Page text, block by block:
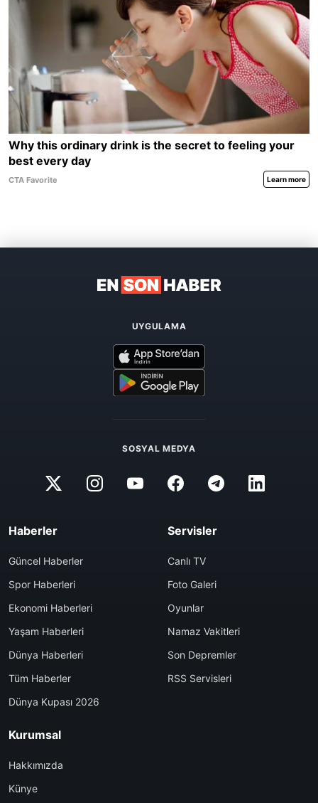
UYGULAMA
SOSYAL MEDYA
Haberler
Güncel Haberler
Spor Haberleri
Ekonomi Haberleri
Yaşam Haberleri
Dünya Haberleri
Tüm Haberler
Dünya Kupası 2026
Servisler
Canlı TV
Foto Galeri
Oyunlar
Namaz Vakitleri
Son Depremler
RSS Servisleri
Kurumsal
Hakkımızda
Künye